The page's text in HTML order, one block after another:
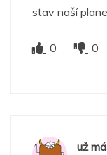
stav naší
0 0
už